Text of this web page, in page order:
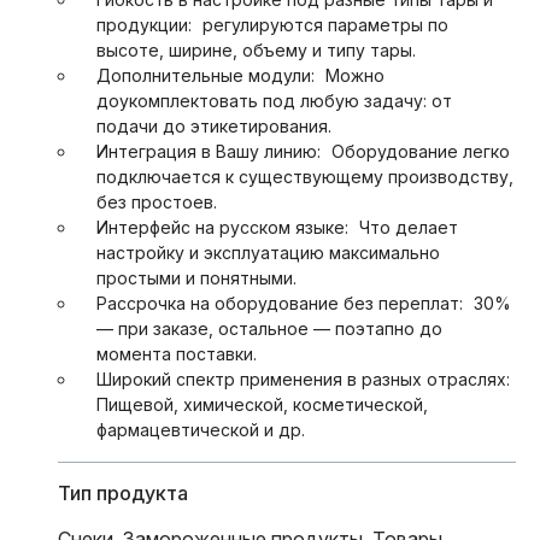
продукции: регулируются параметры по
высоте, ширине, объему и типу тары.
Дополнительные модули: Можно
доукомплектовать под любую задачу: от
подачи до этикетирования.
Интеграция в Вашу линию: Оборудование легко
подключается к существующему производству,
без простоев.
Интерфейс на русском языке: Что делает
настройку и эксплуатацию максимально
простыми и понятными.
Рассрочка на оборудование без переплат: 30%
— при заказе, остальное — поэтапно до
момента поставки.
Широкий спектр применения в разных отраслях:
Пищевой, химической, косметической,
фармацевтической и др.
Тип продукта